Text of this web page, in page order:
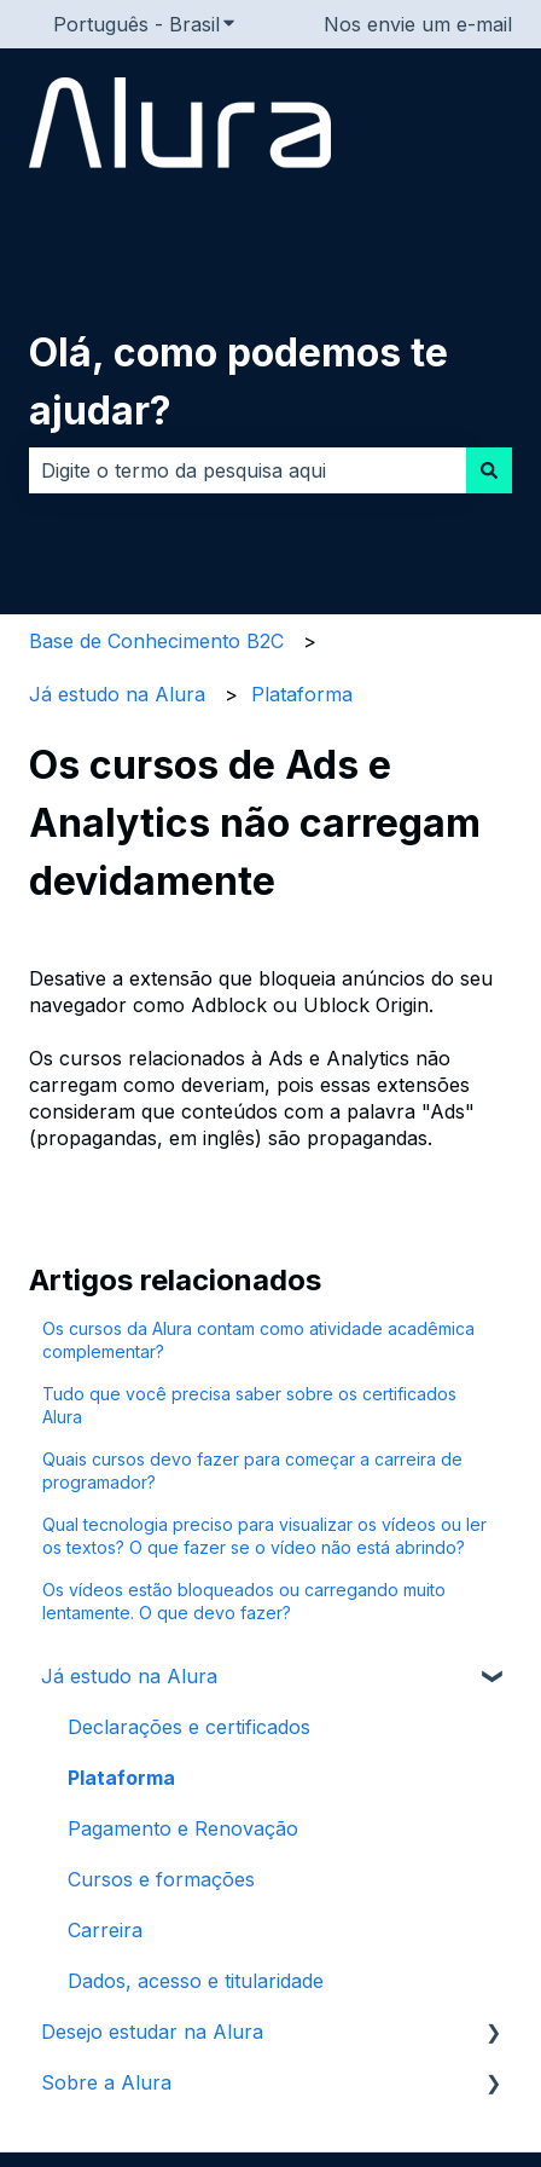
Português - Brasil Mostrar submenu para traduções
Nos envie um e-mail
Olá, como podemos te
ajudar?
Base de Conhecimento B2C
Já estudo na Alura Plataforma
Os cursos de Ads e
Analytics não carregam
devidamente
Desative a extensão que bloqueia anúncios do seu
navegador como Adblock ou Ublock Origin.
Os cursos relacionados à Ads e Analytics não
carregam como deveriam, pois essas extensões
consideram que conteúdos com a palavra "Ads"
(propagandas, em inglês) são propagandas.
Artigos relacionados
Os cursos da Alura contam como atividade acadêmica
complementar?
Tudo que você precisa saber sobre os certificados
Alura
Quais cursos devo fazer para começar a carreira de
programador?
Qual tecnologia preciso para visualizar os vídeos ou ler
os textos? O que fazer se o vídeo não está abrindo?
Os vídeos estão bloqueados ou carregando muito
lentamente. O que devo fazer?
Já estudo na Alura
Declarações e certificados
Plataforma
Pagamento e Renovação
Cursos e formações
Carreira
Dados, acesso e titularidade
Desejo estudar na Alura
Formações e cursos
Sobre a Alura